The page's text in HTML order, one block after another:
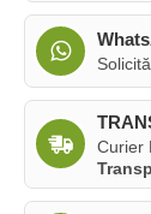
Curier